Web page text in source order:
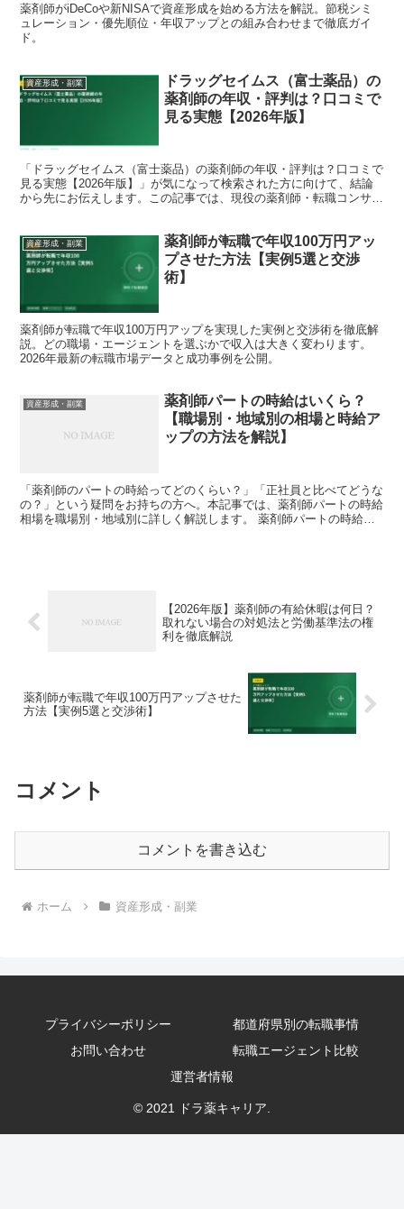
薬剤師がiDeCoや新NISAで資産形成を始める方法を解説。節税シミ
ュレーション・優先順位・年収アップとの組み合わせまで徹底ガイ
ド。
資産形成・副業
ドラッグセイムス（富士薬品）の
薬剤師の年収・評判は？口コミで
見る実態【2026年版】
「ドラッグセイムス（富士薬品）の薬剤師の年収・評判は？口コミで
見る実態【2026年版】」が気になって検索された方に向けて、結論
から先にお伝えします。この記事では、現役の薬剤師・転職コンサル
資産形成・副業
薬剤師が転職で年収100万円アッ
プさせた方法【実例5選と交渉
術】
薬剤師が転職で年収100万円アップを実現した実例と交渉術を徹底解
説。どの職場・エージェントを選ぶかで収入は大きく変わります。
2026年最新の転職市場データと成功事例を公開。
資産形成・副業
薬剤師パートの時給はいくら？
【職場別・地域別の相場と時給ア
ップの方法を解説】
「薬剤師のパートの時給ってどのくらい？」「正社員と比べてどうな
の？」という疑問をお持ちの方へ。本記事では、薬剤師パートの時給
相場を職場別・地域別に詳しく解説します。 薬剤師パートの時給相
【2026年版】薬剤師の有給休暇は何日？
取れない場合の対処法と労働基準法の権
利を徹底解説
薬剤師が転職で年収100万円アップさせた
方法【実例5選と交渉術】
コメント
コメントを書き込む
ホーム 資産形成・副業
プライバシーポリシー
都道府県別の転職事情
お問い合わせ
転職エージェント比較
運営者情報
© 2021 ドラ薬キャリア.